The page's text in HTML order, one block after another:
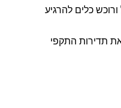
כלים להרגיע
תדירות התקפי